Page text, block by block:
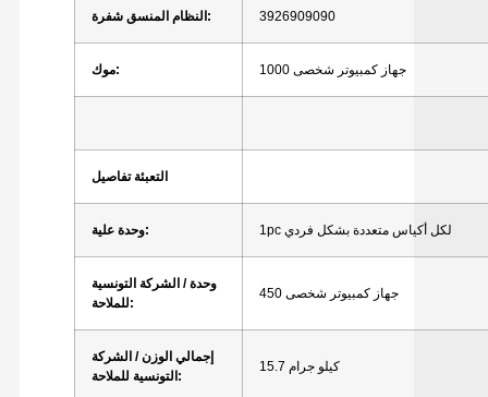
النظام المنسق شفرة: 3926909090
موك: 1000 جهاز كمبيوتر شخصى
التعبئة تفاصيل
وحدةعلية: 1pc لكل أكياس متعددة بشكل فردي
وحدة / الشركة التونسية
للملاحة:
450 جهاز كمبيوتر شخصى
إجمالي الوزن / الشركة
التونسية للملاحة:
15.7 كيلو جرام